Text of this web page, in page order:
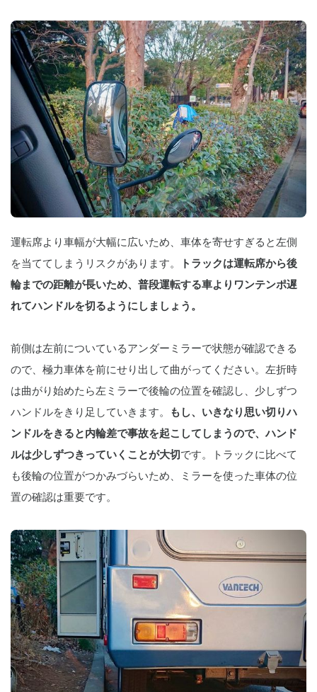
運転席より車幅が大幅に広いため、車体を寄せすぎると左側
を当ててしまうリスクがあります。
トラックは運転席から後
輪までの距離が長いため、普段運転する車よりワンテンポ遅
れてハンドルを切るようにしましょう。
前側は左前についているアンダーミラーで状態が確認できる
ので、極力車体を前にせり出して曲がってください。左折時
は曲がり始めたら左ミラーで後輪の位置を確認し、少しずつ
ハンドルをきり足していきます。
もし、いきなり思い切りハ
ンドルをきると内輪差で事故を起こしてしまうので、ハンド
ルは少しずつきっていくことが大切 です。トラックに比べて
も後輪の位置がつかみづらいため、ミラーを使った車体の位
置の確認は重要です。